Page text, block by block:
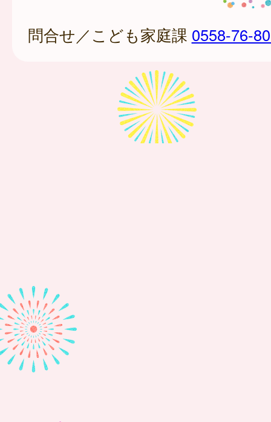
問合せ／こども家庭課 0558-76-